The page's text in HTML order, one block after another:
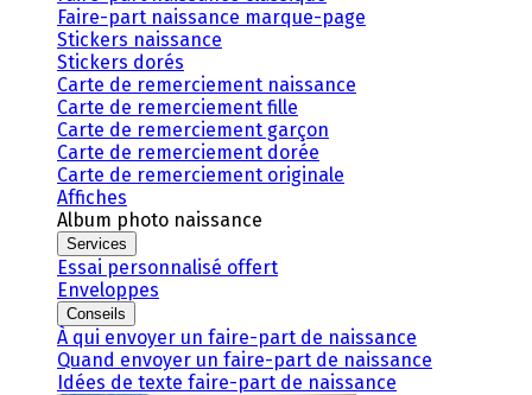
Faire-part naissance marque-page
Stickers naissance
Stickers dorés
Carte de remerciement naissance
Carte de remerciement fille
Carte de remerciement garçon
Carte de remerciement dorée
Carte de remerciement originale
Affiches
Album photo naissance
Services
Essai personnalisé offert
Enveloppes
Conseils
À qui envoyer un faire-part de naissance
Quand envoyer un faire-part de naissance
Idées de texte faire-part de naissance